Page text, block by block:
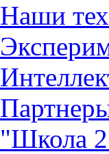
Наши
"Школа